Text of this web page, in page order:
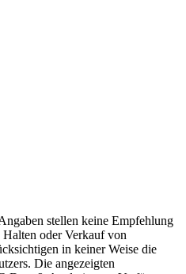
stellen keine Empfehlung
oder Verkauf von
in keiner Weise die
Die angezeigten